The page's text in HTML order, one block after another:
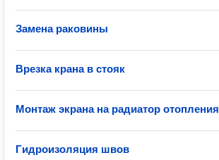
Замена раковины
Врезка крана в стояк
Монтаж экрана на радиатор отопления
Гидроизоляция швов